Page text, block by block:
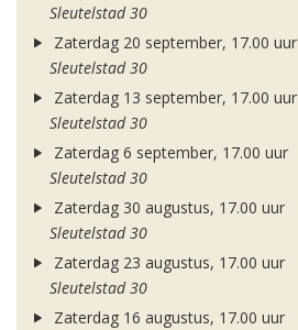
Sleutelstad 30
Zaterdag 20 september, 17.00 uur
Sleutelstad 30
Zaterdag 13 september, 17.00 uur
Sleutelstad 30
Zaterdag 6 september, 17.00 uur
Sleutelstad 30
Zaterdag 30 augustus, 17.00 uur
Sleutelstad 30
Zaterdag 23 augustus, 17.00 uur
Sleutelstad 30
Zaterdag 16 augustus, 17.00 uur